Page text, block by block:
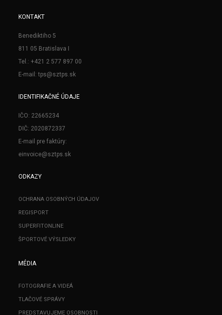
KONTAKT
Benediktiho 5
811 05 Bratislava I
Tel.: +421 2 577 897 00
E-mail: tps@sztps.sk
IDENTIFIKAČNÉ ÚDAJE
IČO: 22665234
DIČ: 2020872337
E-mail pre faktúry:
einvoice@sztps.sk
ODKAZY
OCHRANA OSOBNÝCH ÚDAJOV
REGISPORT
SUPERFITONLINE
ŠPORTOVÉ VÝSLEDKY
MÉDIA
FOTOGRAFIE A VIDEÁ
TLAČOVÉ SPRÁVY
PREDSTAVUJEME OSOBNOSTI